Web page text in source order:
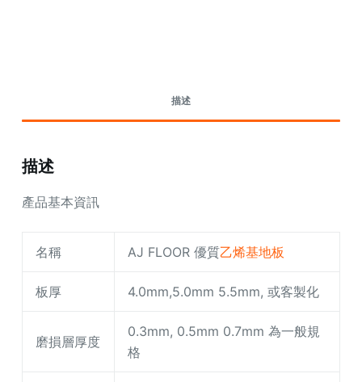
描述
描述
產品基本資訊
名稱 AJ FLOOR 優質乙烯基地板
板厚 4.0mm,5.0mm 5.5mm, 或客製化
磨損層厚度
0.3mm, 0.5mm 0.7mm 為一般規
格